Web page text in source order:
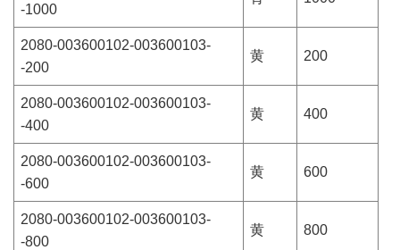
-1000
2080-003600102-003600103-
-200
黄 200
2080-003600102-003600103-
-400
黄 400
2080-003600102-003600103-
-600
黄 600
2080-003600102-003600103-
-800
黄 800